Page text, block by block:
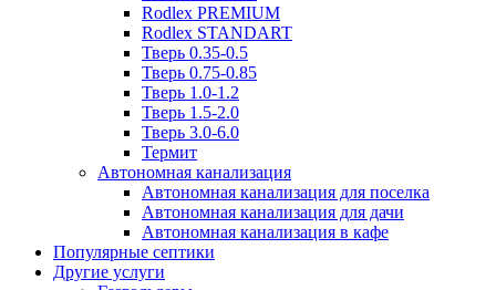
Rodlex PREMIUM
Rodlex STANDART
Тверь 0.35-0.5
Тверь 0.75-0.85
Тверь 1.0-1.2
Тверь 1.5-2.0
Тверь 3.0-6.0
Термит
Автономная канализация
Автономная канализация для поселка
Автономная канализация для дачи
Автономная канализация в кафе
Популярные септики
Другие услуги